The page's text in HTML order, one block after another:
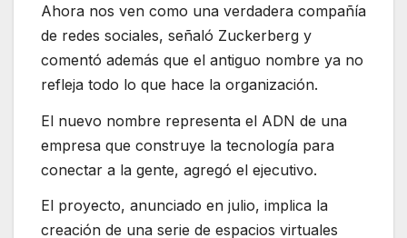
Ahora nos ven como una verdadera compañía
de redes sociales, señaló Zuckerberg y
comentó además que el antiguo nombre ya no
refleja todo lo que hace la organización.
El nuevo nombre representa el ADN de una
empresa que construye la tecnología para
conectar a la gente, agregó el ejecutivo.
El proyecto, anunciado en julio, implica la
creación de una serie de espacios virtuales